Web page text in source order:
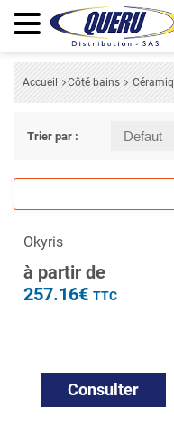
Accueil Côté bains
Trier par :
Okyris
à partir de
257.16€ TTC
Consulter